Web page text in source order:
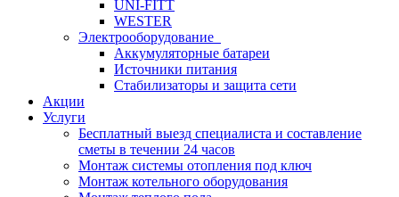
UNI-FITT
WESTER
Электрооборудование
Аккумуляторные батареи
Источники питания
Стабилизаторы и защита сети
Акции
Услуги
Бесплатный выезд специалиста и составление
сметы в течении 24 часов
Монтаж системы отопления под ключ
Монтаж котельного оборудования